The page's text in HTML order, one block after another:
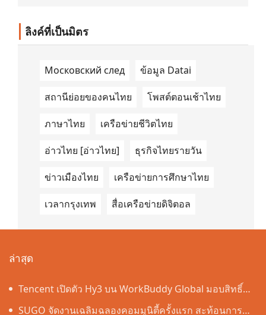
ลิงค์ที่เป็นมิตร
Московский след ข้อมูล Datai
สถานีย่อยของคนไทย โพสต์ตอนเช้าไทย
ภาษาไทย เครือข่ายชีวิตไทย
อ่าวไทย [อ่าวไทย] ธุรกิจไทยรายวัน
ข่าวเมืองไทย เครือข่ายการศึกษาไทย
เวลากรุงเทพ สื่อเครือข่ายดิจิตอล
ล่าสุด
Tencent เปิดตัว Hy3 บน WorkBuddy Global มอบสิทธิ์
เข้าใช้งาน AI Agentic Workspace ฟรีตลอดเดือนสิงหาคม
SUGO จัดงานเฉลิมฉลองคอมมูนิตี้ครั้งแรก สะท้อนการ